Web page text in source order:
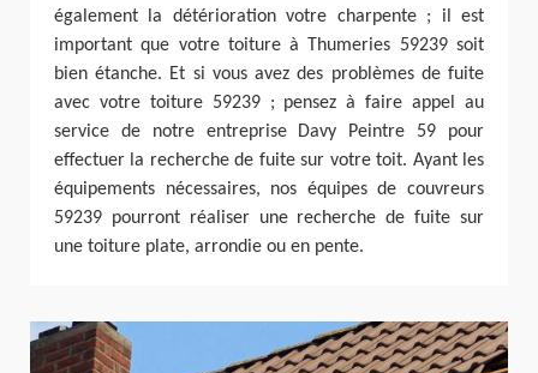
également la détérioration votre charpente ; il est
important que votre toiture à Thumeries 59239 soit
bien étanche. Et si vous avez des problèmes de fuite
avec votre toiture 59239 ; pensez à faire appel au
service de notre entreprise Davy Peintre 59 pour
effectuer la recherche de fuite sur votre toit. Ayant les
équipements nécessaires, nos équipes de couvreurs
59239 pourront réaliser une recherche de fuite sur
une toiture plate, arrondie ou en pente.